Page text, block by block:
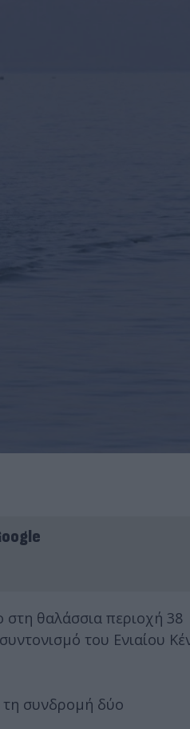
στη θαλάσσια περιοχή 38
του Ενιαίου
τη συνδρομή δύο